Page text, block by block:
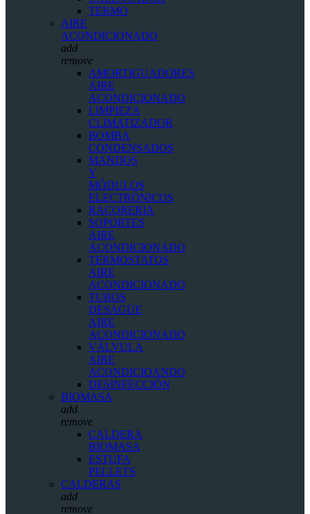
TERMO
AIRE
ACONDICIONADO
add
remove
AMORTIGUADORES
AIRE
ACONDICIONADO
LIMPIEZA
CLIMATIZADOR
BOMBA
CONDENSADOS
MANDOS
Y
MÓDULOS
ELECTRÓNICOS
RACORERIA
SOPORTES
AIRE
ACONDICIONADO
TERMOSTATOS
AIRE
ACONDICIONADO
TUBOS
DESAGÜE
AIRE
ACONDICIONADO
VÁLVULA
AIRE
ACONDICIOANDO
DESINFECCIÓN
BIOMASA
add
remove
CALDERA
BIOMASA
ESTUFA
PELLETS
CALDERAS
add
remove